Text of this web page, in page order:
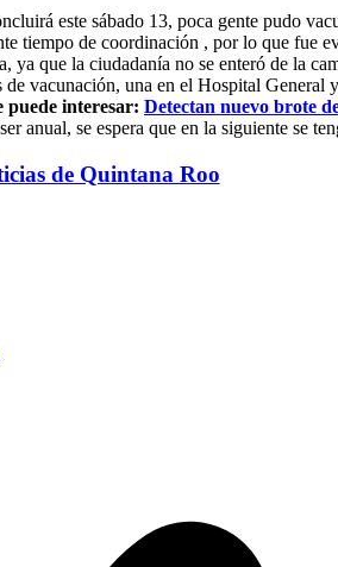
este sábado 13, poca gente pudo
de coordinación , por lo que fue
que la ciudadanía no se enteró de la
vacunación, una en el Hospital
puede interesar: Detectan nuevo brote
anual, se espera que en la siguiente se
de Quintana Roo